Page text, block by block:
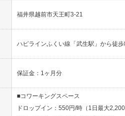
福井県越前市天王町3-21
ハピラインふくい線「武生駅」から徒
保証金：1ヶ月分
■コワーキングスペース
ドロップイン：550円/時（1日最大2,200